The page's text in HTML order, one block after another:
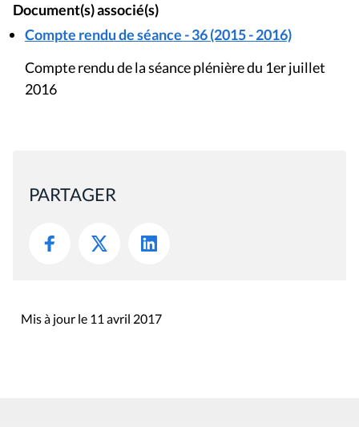
Document(s) associé(s)
Compte rendu de séance - 36 (2015 - 2016)
Compte rendu de la séance plénière du 1er juillet
2016
PARTAGER
Mis à jour le 11 avril 2017